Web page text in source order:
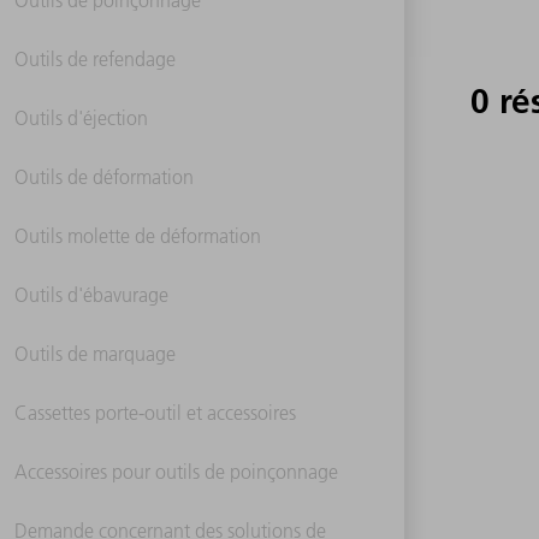
Outils de refendage
Outils d'éjection
Outils de déformation
Outils molette de déformation
Outils d'ébavurage
Outils de marquage
Cassettes porte-outil et accessoires
Accessoires pour outils de poinçonnage
Demande concernant des solutions de
0